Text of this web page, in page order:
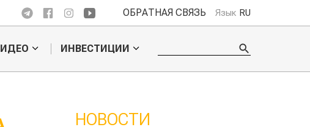
ОБРАТНАЯ СВЯЗЬ Язык RU
ИНВЕСТИЦИИ
НОВОСТИ